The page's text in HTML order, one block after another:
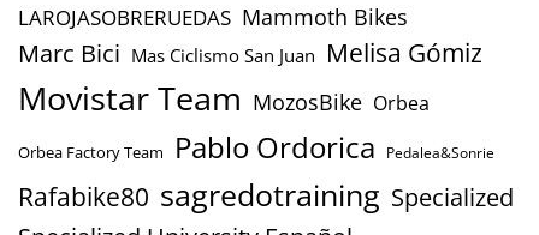
LAROJASOBRERUEDAS Mammoth Bikes
Marc Bici Mas Ciclismo San Juan Melisa Gómiz
Movistar Team MozosBike Orbea
Orbea Factory Team Pablo Ordorica Pedalea&Sonrie
Rafabike80 sagredotraining Specialized